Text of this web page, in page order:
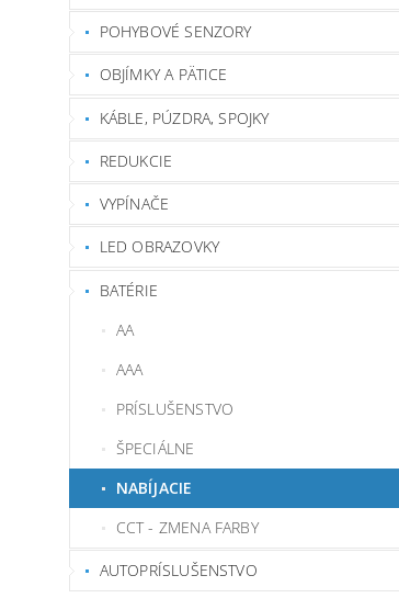
POHYBOVÉ SENZORY
OBJÍMKY A PÄTICE
KÁBLE, PÚZDRA, SPOJKY
REDUKCIE
VYPÍNAČE
LED OBRAZOVKY
BATÉRIE
AA
AAA
PRÍSLUŠENSTVO
ŠPECIÁLNE
NABÍJACIE
CCT - ZMENA FARBY
AUTOPRÍSLUŠENSTVO